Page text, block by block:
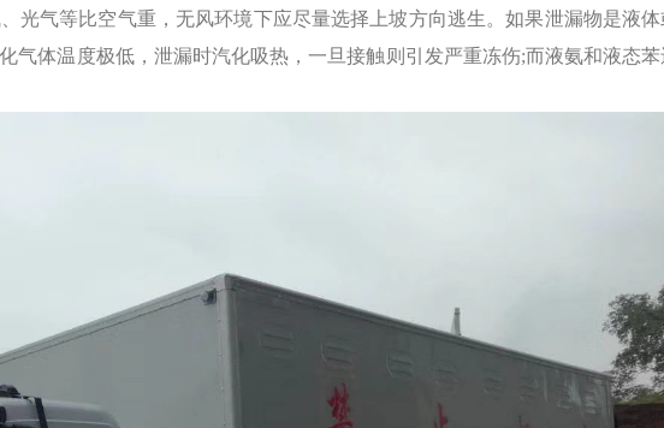
光气等比空气重，无风环境下应尽量选择上坡方向逃生。如果泄漏物是液
气体温度极低，泄漏时汽化吸热，一旦接触则引发严重冻伤;而液氨和液态